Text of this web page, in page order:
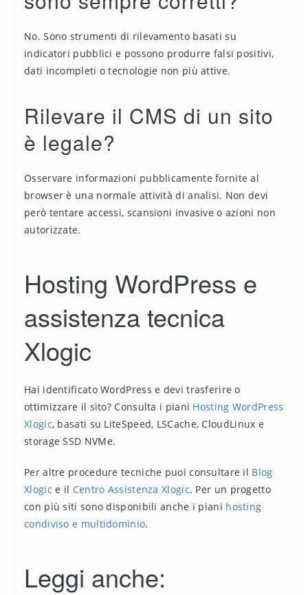
No. Sono strumenti di rilevamento basati su
indicatori pubblici e possono produrre falsi positivi,
dati incompleti o tecnologie non più attive.
Rilevare il CMS di un sito
è legale?
Osservare informazioni pubblicamente fornite al
browser è una normale attività di analisi. Non devi
però tentare accessi, scansioni invasive o azioni non
autorizzate.
Hosting WordPress e
assistenza tecnica
Xlogic
Hai identificato WordPress e devi trasferire o
ottimizzare il sito? Consulta i piani Hosting WordPress
Xlogic, basati su LiteSpeed, LSCache, CloudLinux e
storage SSD NVMe.
Per altre procedure tecniche puoi consultare il Blog
Xlogic e il Centro Assistenza Xlogic. Per un progetto
con più siti sono disponibili anche i piani hosting
condiviso e multidominio.
Leggi anche: